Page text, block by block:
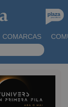
COMARCAS